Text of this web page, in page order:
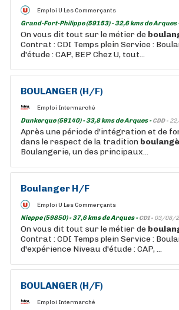
Emploi U Les Commerçants
Grand-Fort-Philippe (59153) - 32,6 kms de Arques
On vous dit tout sur le métier de
Contrat : CDI Temps plein Service :
d'étude : CAP, BEP Chez U, tout...
BOULANGER (H/F)
Emploi Intermarché
Dunkerque (59140) - 33,8 kms de Arques -CDD -
Après une période d'intégration et de
dans le respect de la tradition
Boulangerie, un des principaux...
Boulanger H/F
Emploi U Les Commerçants
Nieppe (59850) - 37,6 kms de Arques -CDI - 03/08/
On vous dit tout sur le métier de
Contrat : CDI Temps plein Service :
d'expérience Niveau d'étude : CAP, ...
BOULANGER (H/F)
Emploi Intermarché